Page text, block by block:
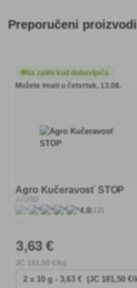
Preporučeni proizvodi
Na zalihi kod dobavljača
Možete imati u četvrtak, 13.08.
Agro Kučeravosť STOP
4.8(12)
3,63 €
,50 €/kg